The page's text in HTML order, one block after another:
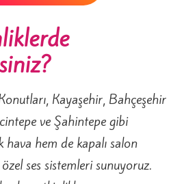
Kayaşehir, Bahçeşehir
ve Şahintepe gibi
hava hem de kapalı salon
ses sistemleri sunuyoruz.